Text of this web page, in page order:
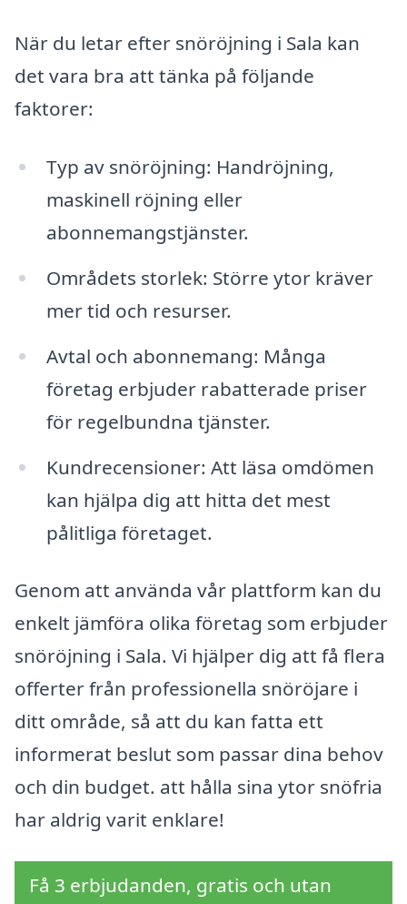
När du letar efter snöröjning i Sala kan
det vara bra att tänka på följande
faktorer:
Typ av snöröjning: Handröjning,
maskinell röjning eller
abonnemangstjänster.
Områdets storlek: Större ytor kräver
mer tid och resurser.
Avtal och abonnemang: Många
företag erbjuder rabatterade priser
för regelbundna tjänster.
Kundrecensioner: Att läsa omdömen
kan hjälpa dig att hitta det mest
pålitliga företaget.
Genom att använda vår plattform kan du
enkelt jämföra olika företag som erbjuder
snöröjning i Sala. Vi hjälper dig att få flera
offerter från professionella snöröjare i
ditt område, så att du kan fatta ett
informerat beslut som passar dina behov
och din budget. att hålla sina ytor snöfria
har aldrig varit enklare!
Få 3 erbjudanden, gratis och utan